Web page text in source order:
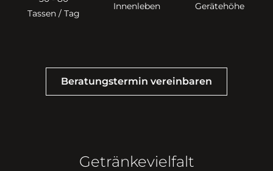
Tassen / Tag
Innenleben
Gerätehöhe
Beratungstermin vereinbaren
Getränkevielfalt